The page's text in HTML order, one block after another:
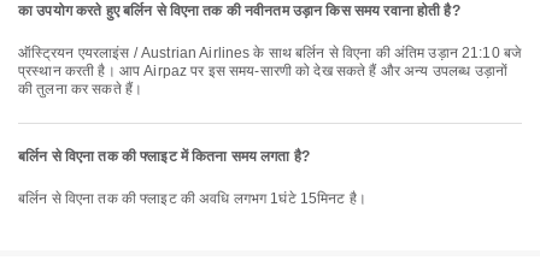
का उपयोग करते हुए बर्लिन से विएना तक की नवीनतम उड़ान किस समय रवाना होती है?
ऑस्ट्रियन एयरलाइंस / Austrian Airlines के साथ बर्लिन से विएना की अंतिम उड़ान 21:10 बजे
प्रस्थान करती है। आप Airpaz पर इस समय-सारणी को देख सकते हैं और अन्य उपलब्ध उड़ानों
की तुलना कर सकते हैं।
बर्लिन से विएना तक की फ्लाइट में कितना समय लगता है?
बर्लिन से विएना तक की फ्लाइट की अवधि लगभग 1घंटे 15मिनट है।